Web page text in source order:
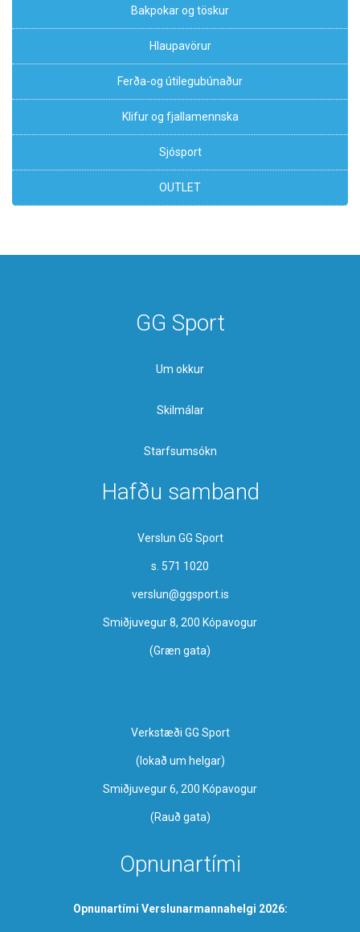
Bakpokar og töskur
Hlaupavörur
Ferða-og útilegubúnaður
Klifur og fjallamennska
Sjósport
OUTLET
GG Sport
Um okkur
Skilmálar
Starfsumsókn
Hafðu samband
Verslun GG Sport
s. 571 1020
verslun@ggsport.is
Smiðjuvegur 8, 200 Kópavogur
(Græn gata)
Verkstæði GG Sport
​(lokað um helgar)
Smiðjuvegur 6, 200 Kópavogur
(Rauð gata)
Opnunartími
Opnunartími Verslunarmannahelgi 2026: